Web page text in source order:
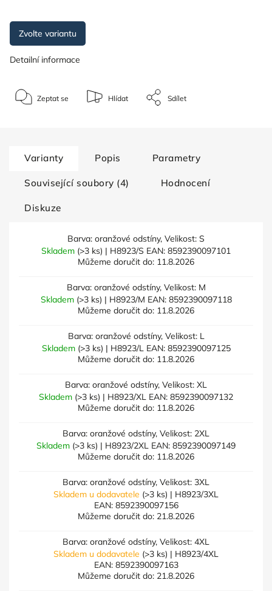
Zvolte variantu
Detailní informace
Zeptat se Hlídat Sdílet
Varianty Popis Parametry
Související soubory (4) Hodnocení
Diskuze
Barva: oranžové odstíny, Velikost: S
Skladem (>3 ks) | H8923/S EAN: 8592390097101
Můžeme doručit do: 11.8.2026
Barva: oranžové odstíny, Velikost: M
Skladem (>3 ks) | H8923/M EAN: 8592390097118
Můžeme doručit do: 11.8.2026
Barva: oranžové odstíny, Velikost: L
Skladem (>3 ks) | H8923/L EAN: 8592390097125
Můžeme doručit do: 11.8.2026
Barva: oranžové odstíny, Velikost: XL
Skladem (>3 ks) | H8923/XL EAN: 8592390097132
Můžeme doručit do: 11.8.2026
Barva: oranžové odstíny, Velikost: 2XL
Skladem (>3 ks) | H8923/2XL EAN: 8592390097149
Můžeme doručit do: 11.8.2026
Barva: oranžové odstíny, Velikost: 3XL
Skladem u dodavatele (>3 ks) | H8923/3XL
EAN: 8592390097156
Můžeme doručit do: 21.8.2026
Barva: oranžové odstíny, Velikost: 4XL
Skladem u dodavatele (>3 ks) | H8923/4XL
EAN: 8592390097163
Můžeme doručit do: 21.8.2026